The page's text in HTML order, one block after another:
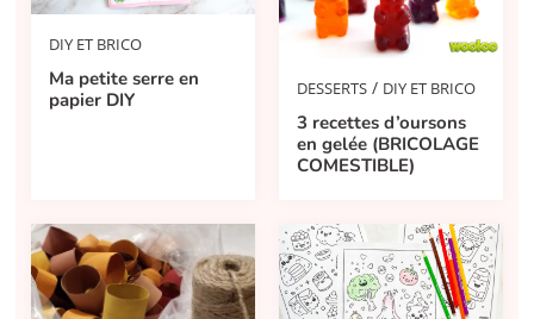
DIY ET BRICO
Ma petite serre en
papier DIY
DESSERTS / DIY ET BRICO
3 recettes d’oursons
en gelée (BRICOLAGE
COMESTIBLE)